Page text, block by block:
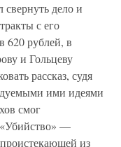
свернуть дело и
с его
620 рублей, в
и Гольцеву
рассказ, судя
ими идеями
смог
«Убийство» —
из